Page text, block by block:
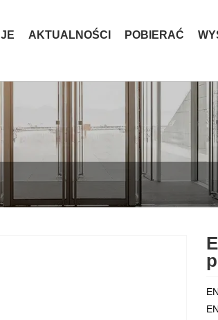
AKTUALNOŚCI POBIERAĆ